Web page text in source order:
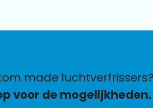
made luchtverfrissers?
voor de mogelijkheden.